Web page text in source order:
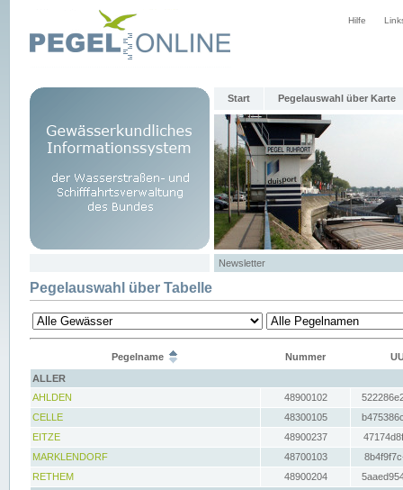
Hilfe
Start Pegelauswahl über Karte
Newsletter
Pegelauswahl über Tabelle
Pegelname Nummer
ALLER
AHLDEN
48900102
CELLE
48300105
EITZE
48900237
MARKLENDORF
48700103
RETHEM
48900204